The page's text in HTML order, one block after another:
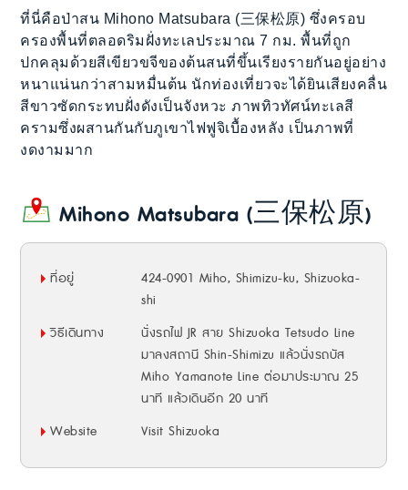
ที่นี่คือป่าสน Mihono Matsubara (三保松原) ซึ่งครอบ
ครองพื้นที่ตลอดริมฝั่งทะเลประมาณ 7 กม. พื้นที่ถูก
ปกคลุมด้วยสีเขียวขจีของต้นสนที่ขึ้นเรียงรายกันอยู่อย่าง
หนาแน่นกว่าสามหมื่นต้น นักท่องเที่ยวจะได้ยินเสียงคลื่น
สีขาวซัดกระทบฝั่งดังเป็นจังหวะ ภาพทิวทัศน์ทะเลสี
ครามซึ่งผสานกันกับภูเขาไฟฟูจิเบื้องหลัง เป็นภาพที่
งดงามมาก
Mihono Matsubara (三保松原)
ที่อยู่
424-0901 Miho, Shimizu-ku, Shizuoka-
shi
วิธีเดินทาง
นั่งรถไฟ JR สาย Shizuoka Tetsudo Line
มาลงสถานี Shin-Shimizu แล้วนั่งรถบัส
Miho Yamanote Line ต่อมาประมาณ 25
นาที แล้วเดินอีก 20 นาที
Website
Visit Shizuoka